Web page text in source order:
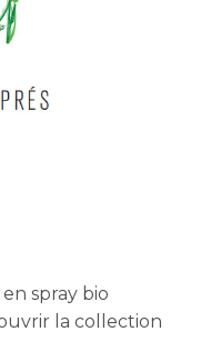
spray bio
la collection